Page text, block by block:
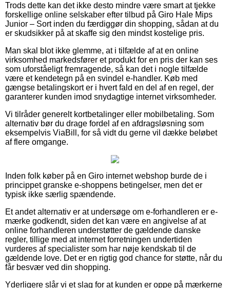
Trods dette kan det ikke desto mindre være smart at tjekke
forskellige online selskaber efter tilbud på Giro Hale Mips
Junior – Sort inden du færdiggør din shopping, sådan at du
er skudsikker på at skaffe sig den mindst kostelige pris.
Man skal blot ikke glemme, at i tilfælde af at en online
virksomhed markedsfører et produkt for en pris der kan ses
som uforståeligt fremragende, så kan det i nogle tilfælde
være et kendetegn på en svindel e-handler. Køb med
gængse betalingskort er i hvert fald en del af en regel, der
garanterer kunden imod snydagtige internet virksomheder.
Vi tilråder generelt kortbetalinger eller mobilbetaling. Som
alternativ bør du drage fordel af en afdragsløsning som
eksempelvis ViaBill, for så vidt du gerne vil dække beløbet
af flere omgange.
Inden folk køber på en Giro internet webshop burde de i
princippet granske e-shoppens betingelser, men det er
typisk ikke særlig spændende.
Et andet alternativ er at undersøge om e-forhandleren er e-
mærke godkendt, siden det kan være en angivelse af at
online forhandleren understøtter de gældende danske
regler, tillige med at internet forretningen undertiden
vurderes af specialister som har nøje kendskab til de
gældende love. Det er en rigtig god chance for støtte, når du
får besvær ved din shopping.
Yderligere slår vi et slag for at kunden er oppe på mærkerne